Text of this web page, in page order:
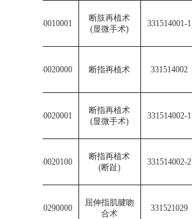
003315140010001
断肢再植术
(显微手术)
331514001-1
003315140020000 断指再植术 331514002
003315140020001
断指再植术
(显微手术)
331514002-1
003315140020100
断指再植术
(断趾)
331514002-2
003315210290000
屈伸指肌腱吻
合术
331521029